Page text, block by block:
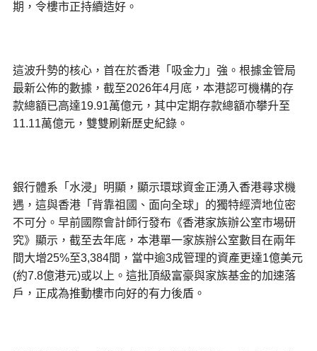
期，令樓市正持續造好。
這波升勢的核心，首在於香港「吸金力」強。根據金管局
最新公佈的數據，截至2026年4月底，本港認可機構的存
款總額已高達19.91萬億元，其中定期存款總額亦攀升至
11.11萬億元，雙雙刷新歷史紀錄。
銀行體系「水浸」明顯，顯示環球資金正湧入香港尋求機
遇，這與香港「背靠祖國、面向全球」的獨特經濟地位密
不可分。早前國際會計師行發布《香港家族辦公室市場研
究》顯示，截至去年底，本港單一家族辦公室數目在兩年
間大增25%至3,384間，當中逾3成管理的資產更達1億美元
(約7.8億港元)或以上。這批頂級富豪與家族基金的加速落
戶，正成為推動樓市向好的有力後盾。